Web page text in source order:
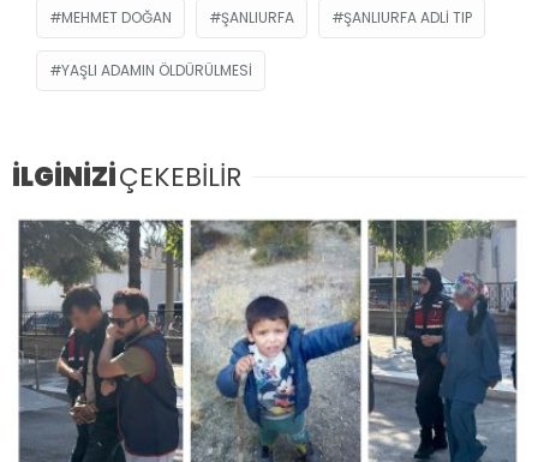
MEHMET DOĞAN ŞANLIURFA ŞANLIURFA ADLI TIP
YAŞLI ADAMIN ÖLDÜRÜLMESI
İLGİNİZİÇEKEBİLİR